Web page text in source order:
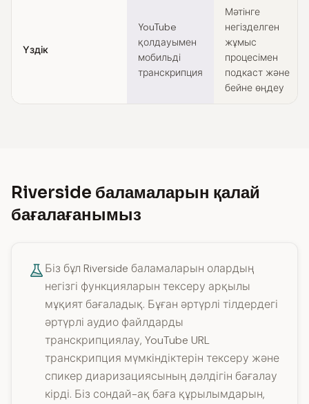
Үздік
YouTube
қолдауымен
мобильді
транскрипция
Мәтінге
негізделген
жұмыс
процесімен
подкаст және
бейне өңдеу
Riverside баламаларын қалай
бағалағанымыз
Біз бұл Riverside баламаларын олардың
негізгі функцияларын тексеру арқылы
мұқият бағаладық. Бұған әртүрлі тілдердегі
әртүрлі аудио файлдарды
транскрипциялау, YouTube URL
транскрипция мүмкіндіктерін тексеру және
спикер диаризациясының дәлдігін бағалау
кірді. Біз сондай-ақ баға құрылымдарын,